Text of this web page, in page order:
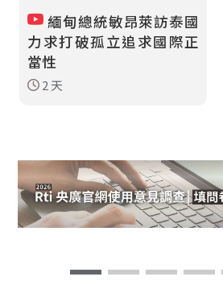
緬甸總統敏昂萊訪泰國
力求打破孤立追求國際正
當性
2 天